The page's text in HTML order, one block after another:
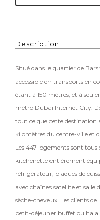
Description
Situé dans le quartier de
accessible en transports en
étant à 150 mètres, et à
métro Dubai Internet City.
tout ce que cette destination
kilomètres du centre-ville et
Les 447 logements sont tous
kitchenette entièrement
réfrigérateur, plaques de
avec chaînes satellite et
sèche-cheveux. Les clients
petit-déjeuner buffet ou